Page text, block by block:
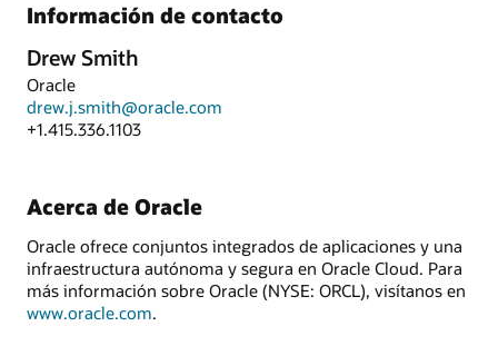
Información de contacto
Drew Smith
Oracle
drew.j.smith@oracle.com
+1.415.336.1103
Acerca de Oracle
Oracle ofrece conjuntos integrados de aplicaciones y una
infraestructura autónoma y segura en Oracle Cloud. Para
más información sobre Oracle (NYSE: ORCL), visítanos en
www.oracle.com.